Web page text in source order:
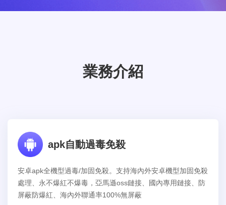
業務介紹
apk自動過毒免殺
安卓apk全機型過毒/加固免殺。支持海內外安卓機型加固免殺
處理、永不爆紅不爆毒，亞馬遜oss鏈接、國內專用鏈接、防
屏蔽防爆紅、海內外聯通率100%無屏蔽